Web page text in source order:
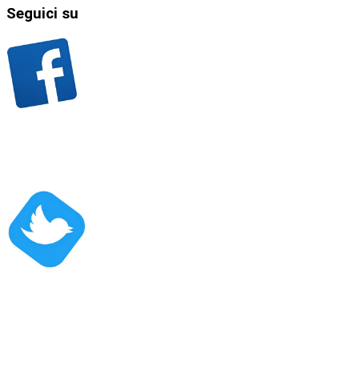
Seguici su